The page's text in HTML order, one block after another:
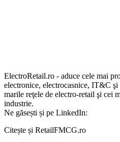
ElectroRetail.ro - aduce cele mai
electronice, electrocasnice, IT&C
marile reţele de electro-retail şi cei
industrie.
Ne găsești și pe LinkedIn:
Citește și RetailFMCG.ro